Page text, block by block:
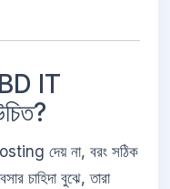
IT
দেয় না, বরং সঠিক
চাহিদা বুঝে, তারা